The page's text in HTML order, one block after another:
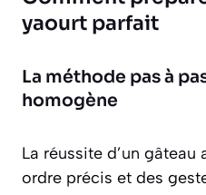
yaourt parfait
La méthode pas à
homogène
La réussite d’un gâteau
ordre précis et des